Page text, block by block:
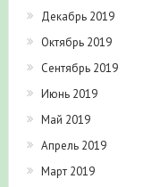
Декабрь 2019
Октябрь 2019
Сентябрь 2019
Июнь 2019
Май 2019
Апрель 2019
Март 2019